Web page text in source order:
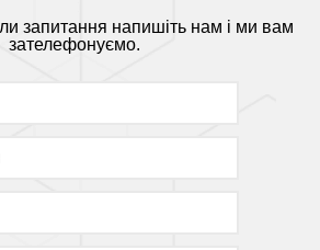
запитання напишіть нам і ми вам
зателефонуємо.